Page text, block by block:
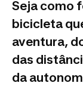
Seja como
bicicleta
aventura,
das
da